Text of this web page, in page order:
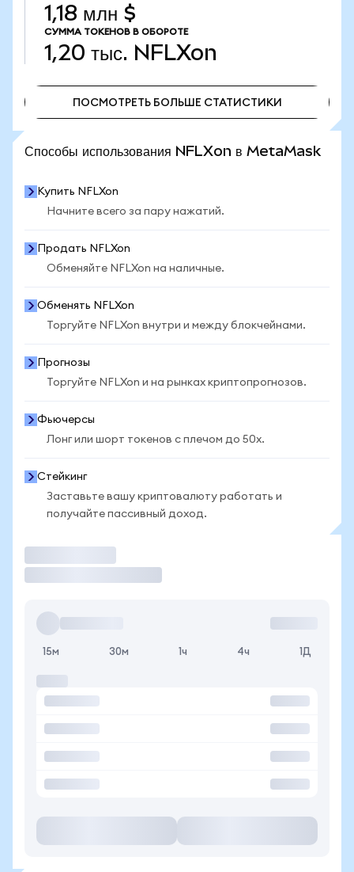
1,18 млн $
СУММА ТОКЕНОВ В ОБОРОТЕ
1,20 тыс. NFLXon
ПОСМОТРЕТЬ БОЛЬШЕ СТАТИСТИКИ
Способы использования NFLXon в MetaMask
Купить NFLXon
Начните всего за пару нажатий.
Продать NFLXon
Обменяйте NFLXon на наличные.
Обменять NFLXon
Торгуйте NFLXon внутри и между блокчейнами.
Прогнозы
Торгуйте NFLXon и на рынках криптопрогнозов.
Фьючерсы
Лонг или шорт токенов с плечом до 50x.
Стейкинг
Заставьте вашу криптовалюту работать и
получайте пассивный доход.
15м 30м 1ч 4ч 1Д